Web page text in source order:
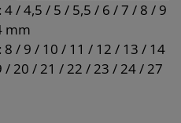
/ 4,5 / 5 / 5,5 / 6 / 7 / 8 / 9
mm
/ 9 / 10 / 11 / 12 / 13 / 14
20 / 21 / 22 / 23 / 24 / 27